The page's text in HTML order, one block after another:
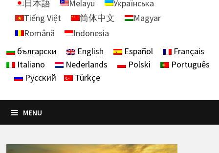
日本語
Melayu
Українська
Tiếng Việt
简体中文
Magyar
Română
Indonesia
български
English Español
Français
Italiano
Nederlands Polski
Português
Русский
Türkçe
MENU